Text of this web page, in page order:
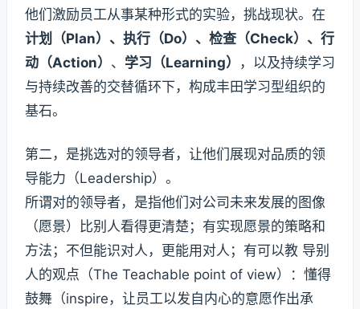
他们激励员工从事某种形式的实验，挑战现状。在
计划（Plan）、执行（Do）、检查（Check）、行
动（Action） 、 学习（Learning）
，以及持续学习
与持续改善的交替循环下，构成丰田学习型组织的
基石。
第二，是挑选对的领导者，让他们展现对品质的领
导能力（Leadership）。
所谓对的领导者，是指他们对公司未来发展的图像
（愿景）比别人看得更清楚；有实现愿景的策略和
方法；不但能识对人，更能用对人；有可以教 导别
人的观点（The Teachable point of view）：懂得
鼓舞（inspire，让员工以发自内心的意愿作出承